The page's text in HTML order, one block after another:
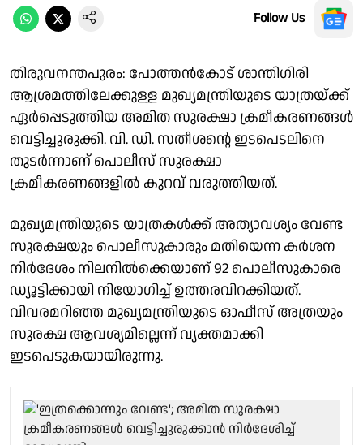
Follow Us
തിരുവനന്തപുരം: പോത്തൻകോട് ശാന്തിഗിരി
ആശ്രമത്തിലേക്കുള്ള മുഖ്യമന്ത്രിയുടെ യാത്രയ്ക്ക്
ഏർപ്പെടുത്തിയ അമിത സുരക്ഷാ ക്രമീകരണങ്ങൾ
വെട്ടിച്ചുരുക്കി. വി. ഡി. സതീശൻ്റെ ഇടപെടലിനെ
തുടർന്നാണ് പൊലീസ് സുരക്ഷാ
ക്രമീകരണങ്ങളിൽ കുറവ് വരുത്തിയത്.
മുഖ്യമന്ത്രിയുടെ യാത്രകൾക്ക് അത്യാവശ്യം വേണ്ട
സുരക്ഷയും പൊലീസുകാരും മതിയെന്ന കർശന
നിർദേശം നിലനിൽക്കെയാണ് 92 പൊലീസുകാരെ
ഡ്യൂട്ടിക്കായി നിയോഗിച്ച് ഉത്തരവിറക്കിയത്.
വിവരമറിഞ്ഞ മുഖ്യമന്ത്രിയുടെ ഓഫീസ് അത്രയും
സുരക്ഷ ആവശ്യമില്ലെന്ന് വ്യക്തമാക്കി
ഇടപെടുകയായിരുന്നു.